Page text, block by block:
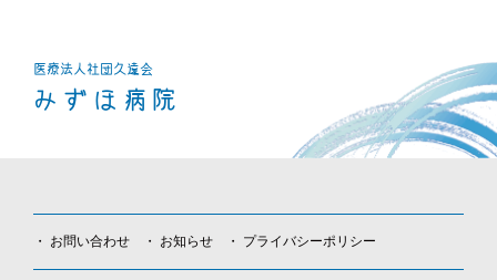
医療法人社団久遠会
みずほ病院
お問い合わせ お知らせ プライバシーポリシー